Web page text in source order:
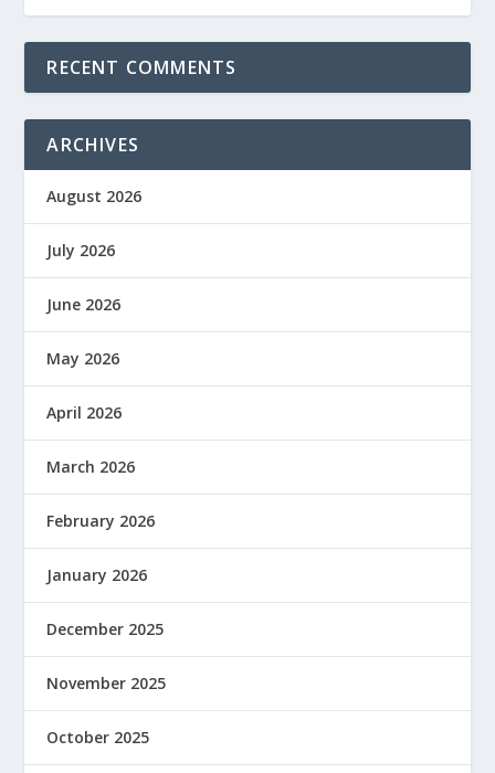
RECENT COMMENTS
ARCHIVES
August 2026
July 2026
June 2026
May 2026
April 2026
March 2026
February 2026
January 2026
December 2025
November 2025
October 2025